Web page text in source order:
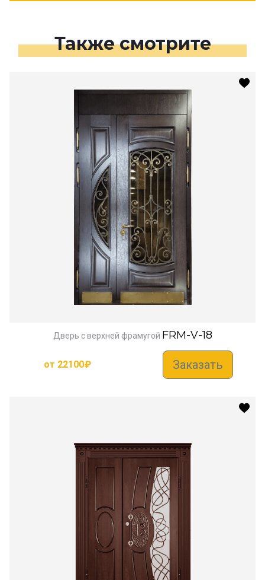
Также смотрите
Дверь с верхней фрамугой FRM-V-18
от 22100₽ Заказать